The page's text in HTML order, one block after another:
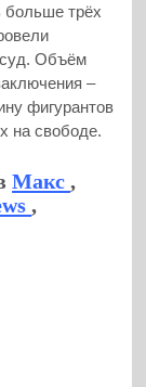
больше трёх
Объём
–
фигурантов
на свободе.
Макс,
,